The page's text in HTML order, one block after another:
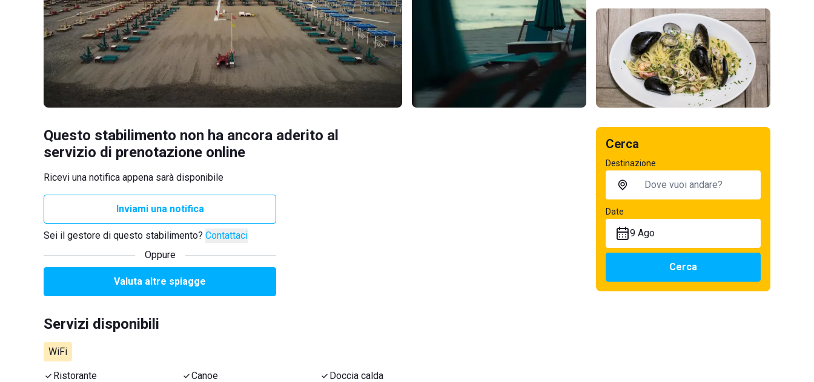
Questo stabilimento non ha ancora aderito al
servizio di prenotazione online
Ricevi una notifica appena sarà disponibile
Inviami una notifica
Sei il gestore di questo stabilimento? Contattaci
Oppure
Valuta altre spiagge
Servizi disponibili
WiFi
Ristorante Canoe Doccia calda
Cerca
Destinazione
Date
9 Ago
Cerca